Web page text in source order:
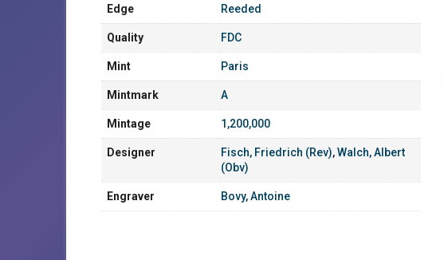
Edge Reeded
Quality FDC
Mint Paris
Mintmark A
Mintage 1,200,000
Designer Fisch, Friedrich (Rev),Walch, Albert
(Obv)
Engraver Bovy, Antoine